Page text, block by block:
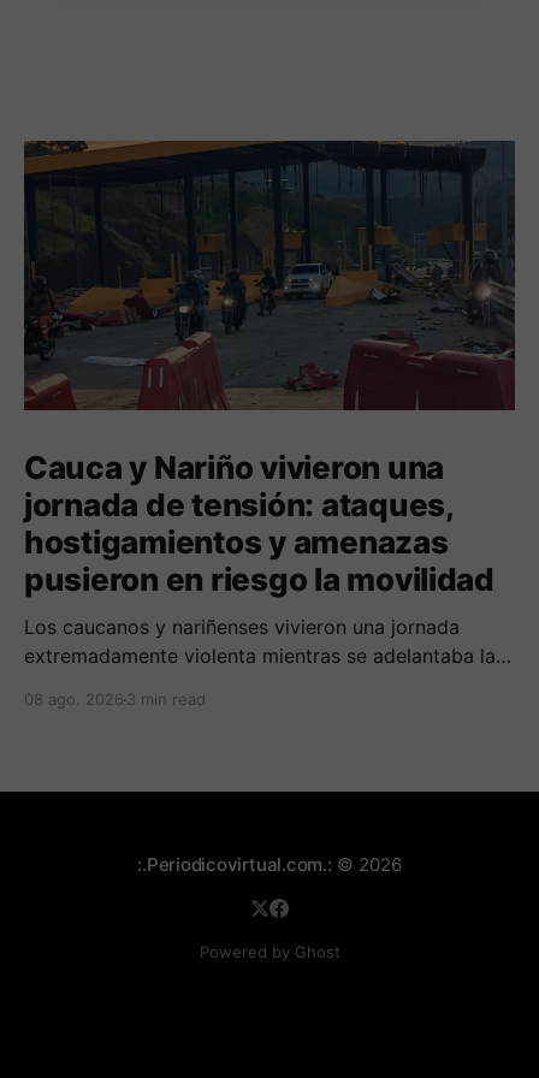
Cauca y Nariño vivieron una
jornada de tensión: ataques,
hostigamientos y amenazas
pusieron en riesgo la movilidad
Los caucanos y nariñenses vivieron una jornada
extremadamente violenta mientras se adelantaba la
presidente de Colombia.
08 ago. 2026 3 min read
:.Periodicovirtual.com.: © 2026
Powered by Ghost